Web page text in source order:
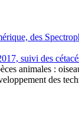
des
suivi des
animales :
des